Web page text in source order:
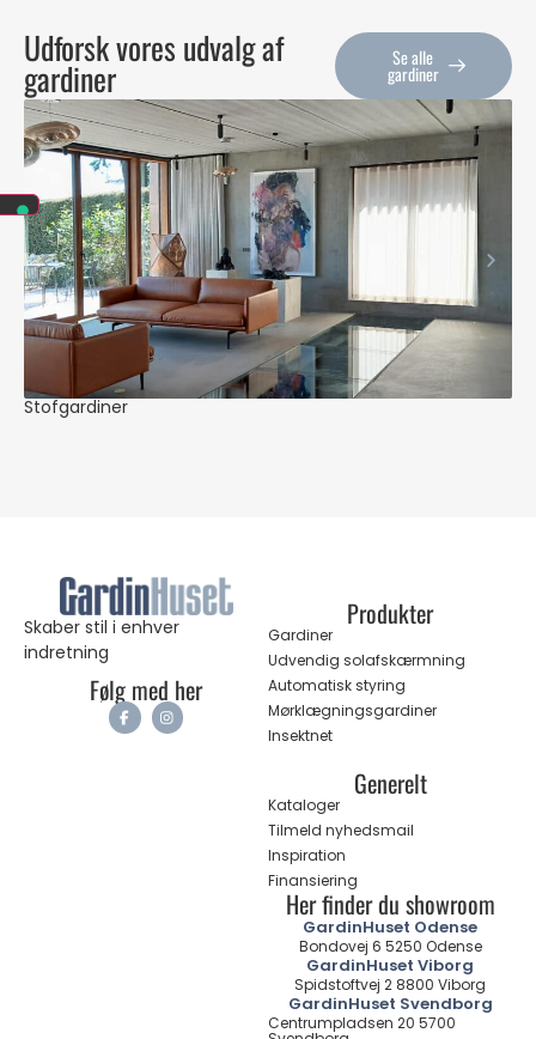
Udforsk vores udvalg af
gardiner Se alle
gardiner
Stofgardiner
Skaber stil i enhver
indretning
Følg med her
Produkter
Gardiner
Udvendig solafskærmning
Automatisk styring
Mørklægningsgardiner
Insektnet
Generelt
Kataloger
Tilmeld nyhedsmail
Inspiration
Finansiering
Her finder du showroom
GardinHuset Odense
Bondovej 6 5250 Odense
GardinHuset Viborg
Spidstoftvej 2 8800 Viborg
GardinHuset Svendborg
Centrumpladsen 20 5700